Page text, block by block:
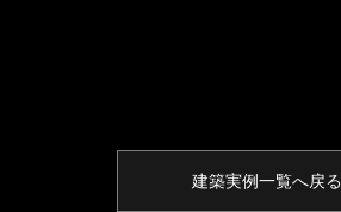
建築実例一覧へ戻る